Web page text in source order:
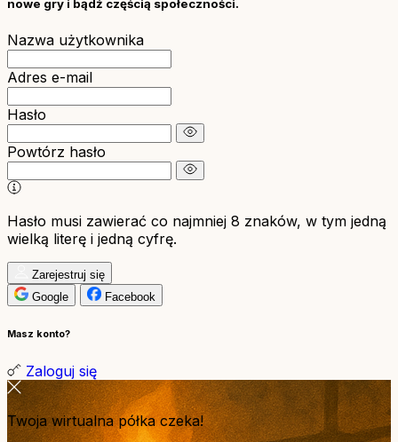
nowe gry i bądź częścią społeczności.
Nazwa użytkownika
Adres e-mail
Hasło
Powtórz hasło
Hasło musi zawierać co najmniej 8 znaków, w tym jedną
wielką literę i jedną cyfrę.
Zarejestruj się
Google
Facebook
Masz konto?
Zaloguj się
Twoja wirtualna półka czeka!